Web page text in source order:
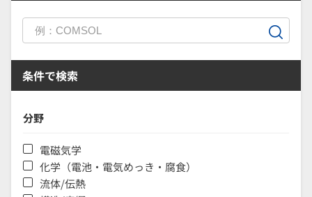
条件で検索
分野
電磁気学
化学（電池・電気めっき・腐食）
流体/伝熱